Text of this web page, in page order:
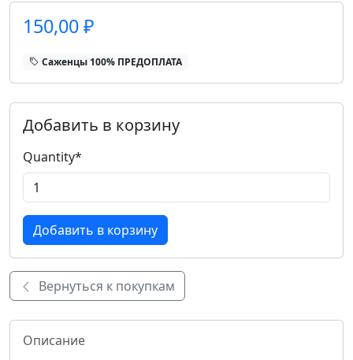
150,00 ₽
Саженцы 100% ПРЕДОПЛАТА
Добавить в корзину
Quantity*
Вернуться к покупкам
Описание